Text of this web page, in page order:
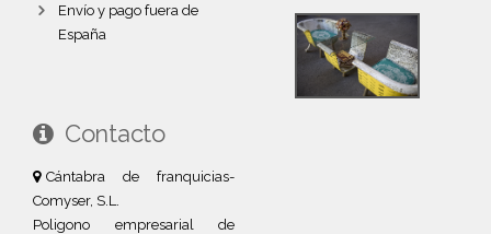
Envío y pago fuera de
España
Contacto
Cántabra de franquicias-
Comyser, S.L.
Poligono empresarial de